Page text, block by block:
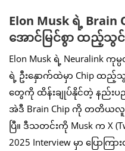
Elon Musk ရဲ့
အောင်မြင်စွာ ထည့်သွင်
Elon Musk ရဲ့ Neuralink
ရဲ့ ဦးနှောက်ထဲမှာ Chip ထည့်
တွေကို ထိန်းချုပ်နိုင်တဲ့ နည်း
အဲဒီ Brain Chip ကို တတိယလူန
ပြီ။ ဒီသတင်းကို Musk က X
2025 Interview မှာ ပြောက